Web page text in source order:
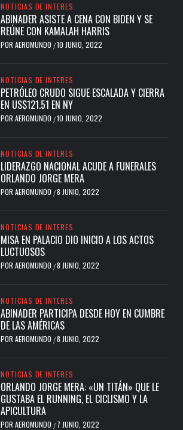
NOTICIAS DE INTERES
ABINADER ASISTE A CENA CON BIDEN Y SE
REÚNE CON KAMALAH HARRIS
POR AEROMUNDO /10 JUNIO, 2022
NOTICIAS DE INTERES
PETRÓLEO CRUDO SIGUE ESCALADA Y CIERRA
EN US$121.51 EN NY
POR AEROMUNDO /10 JUNIO, 2022
NOTICIAS DE INTERES
LIDERAZGO NACIONAL ACUDE A FUNERALES
ORLANDO JORGE MERA
POR AEROMUNDO /8 JUNIO, 2022
NOTICIAS DE INTERES
MISA EN PALACIO DIO INICIO A LOS ACTOS
LUCTUOSOS
POR AEROMUNDO /8 JUNIO, 2022
NOTICIAS DE INTERES
ABINADER PARTICIPA DESDE HOY EN CUMBRE
DE LAS AMÉRICAS
POR AEROMUNDO /8 JUNIO, 2022
NOTICIAS DE INTERES
ORLANDO JORGE MERA: «UN TITÁN» QUE LE
GUSTABA EL RUNNING, EL CICLISMO Y LA
APICULTURA
POR AEROMUNDO / 7 JUNIO, 2022